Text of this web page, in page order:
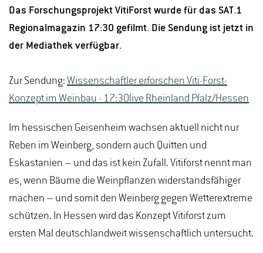
Das Forschungsprojekt VitiForst wurde für das SAT.1
Regionalmagazin 17:30 gefilmt. Die Sendung ist jetzt in
der Mediathek verfügbar.
Zur Sendung: Wissenschaftler erforschen Viti-Forst-
Konzept im Weinbau - 17:30live Rheinland Pfalz/Hessen
Im hessischen Geisenheim wachsen aktuell nicht nur
Reben im Weinberg, sondern auch Quitten und
Eskastanien – und das ist kein Zufall. Vitiforst nennt man
es, wenn Bäume die Weinpflanzen widerstandsfähiger
machen – und somit den Weinberg gegen Wetterextreme
schützen. In Hessen wird das Konzept Vitiforst zum
ersten Mal deutschlandweit wissenschaftlich untersucht.